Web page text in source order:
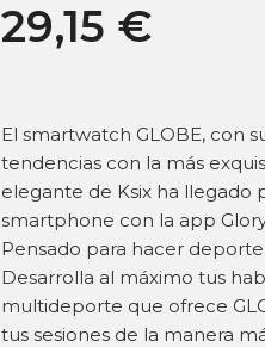
29,15 €
El smartwatch GLOBE, con
tendencias con la más
elegante de Ksix ha llegado
smartphone con la app
Pensado para hacer deporte.
Desarrolla al máximo tus
multideporte que ofrece
tus sesiones de la manera